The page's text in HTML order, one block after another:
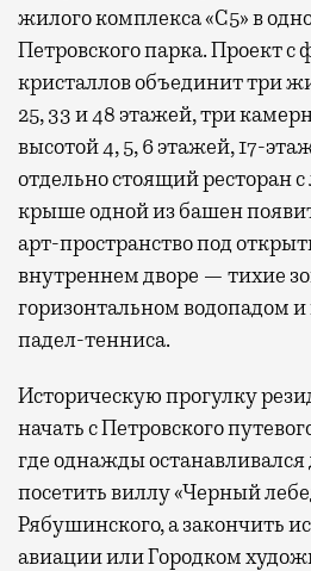
жилого комплекса «С5»в
Петровского парка. Проект с
кристаллов объединит три
25, 33 и 48 этажей, три
высотой 4, 5, 6 этажей, 17-
отдельно стоящий ресторан
крыше одной из башен
арт-пространство под
внутреннем дворе — тихие
горизонтальном водопадом
падел-тенниса.
Историческую прогулку
начать с Петровского
гдеоднажды
посетить виллу «Черный
Рябушинского, а закончить
авиации или Городком